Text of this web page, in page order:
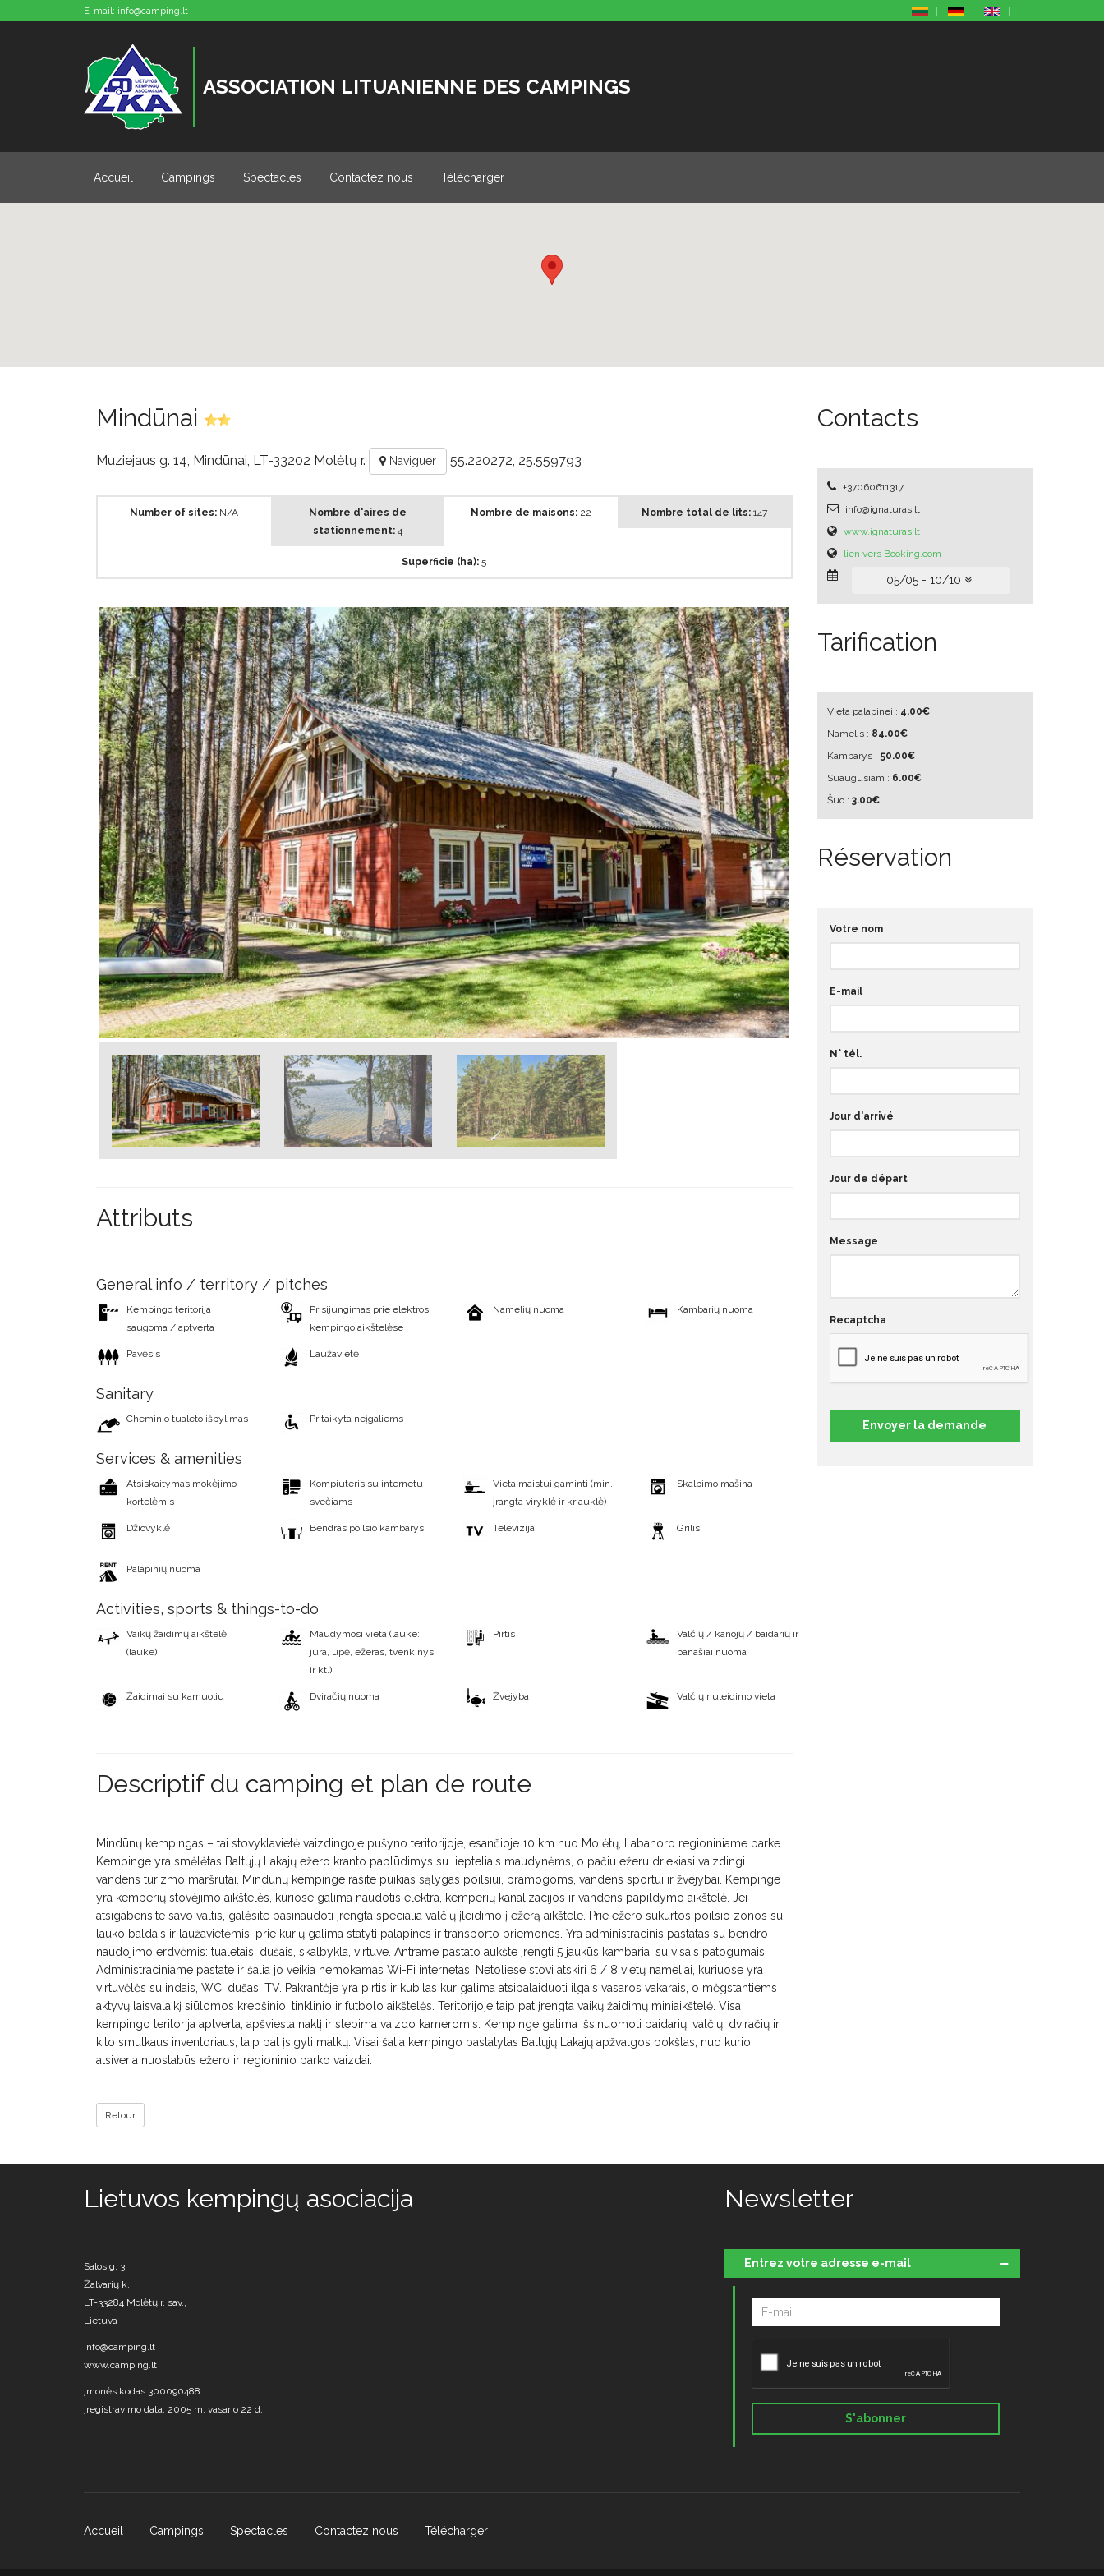
E-mail: info@camping.lt
ASSOCIATION LITUANIENNE DES CAMPINGS
Accueil Campings Spectacles Contactez nous Télécharger
Mindūnai
Muziejaus g. 14, Mindūnai, LT-33202 Molėtų r. Naviguer 55.220272, 25.559793
Number of sites: N/A
Nombre d'aires de
stationnement: 4
Nombre de maisons: 22 Nombre total de lits: 147
Superficie (ha): 5
Attributs
General info / territory / pitches
Kempingo teritorija
saugoma / aptverta
Prisijungimas prie elektros
kempingo aikštelėse
Namelių nuoma Kambarių nuoma
Pavėsis Laužavietė
Sanitary
Cheminio tualeto išpylimas Pritaikyta neįgaliems
Services & amenities
Atsiskaitymas mokėjimo
kortelėmis
Kompiuteris su internetu
svečiams
Vieta maistui gaminti (min.
įrangta viryklė ir kriauklė)
Skalbimo mašina
Džiovyklė Bendras poilsio kambarys Televizija Grilis
Palapinių nuoma
Activities, sports & things-to-do
Vaikų žaidimų aikštelė
(lauke)
Maudymosi vieta (lauke:
jūra, upė, ežeras, tvenkinys
ir kt.)
Pirtis
Valčių / kanojų / baidarių ir
panašiai nuoma
Žaidimai su kamuoliu Dviračių nuoma Žvejyba Valčių nuleidimo vieta
Descriptif du camping et plan de route
Mindūnų kempingas – tai stovyklavietė vaizdingoje pušyno teritorijoje, esančioje 10 km nuo Molėtų, Labanoro regioniniame parke.
Kempinge yra smėlėtas Baltųjų Lakajų ežero kranto paplūdimys su liepteliais maudynėms, o pačiu ežeru driekiasi vaizdingi
vandens turizmo maršrutai. Mindūnų kempinge rasite puikias sąlygas poilsiui, pramogoms, vandens sportui ir žvejybai. Kempinge
yra kemperių stovėjimo aikštelės, kuriose galima naudotis elektra, kemperių kanalizacijos ir vandens papildymo aikštelė. Jei
atsigabensite savo valtis, galėsite pasinaudoti įrengta specialia valčių įleidimo į ežerą aikštele. Prie ežero sukurtos poilsio zonos su
lauko baldais ir laužavietėmis, prie kurių galima statyti palapines ir transporto priemones. Yra administracinis pastatas su bendro
naudojimo erdvėmis: tualetais, dušais, skalbykla, virtuve. Antrame pastato aukšte įrengti 5 jaukūs kambariai su visais patogumais.
Administraciniame pastate ir šalia jo veikia nemokamas Wi-Fi internetas. Netoliese stovi atskiri 6 / 8 vietų nameliai, kuriuose yra
virtuvėlės su indais, WC, dušas, TV. Pakrantėje yra pirtis ir kubilas kur galima atsipalaiduoti ilgais vasaros vakarais, o mėgstantiems
aktyvų laisvalaikį siūlomos krepšinio, tinklinio ir futbolo aikštelės. Teritorijoje taip pat įrengta vaikų žaidimų miniaikštelė. Visa
kempingo teritorija aptverta, apšviesta naktį ir stebima vaizdo kameromis. Kempinge galima išsinuomoti baidarių, valčių, dviračių ir
kito smulkaus inventoriaus, taip pat įsigyti malkų. Visai šalia kempingo pastatytas Baltųjų Lakajų apžvalgos bokštas, nuo kurio
atsiveria nuostabūs ežero ir regioninio parko vaizdai.
Retour
Contacts
+37060611317
info@ignaturas.lt
www.ignaturas.lt
lien vers Booking.com
05/05 - 10/10
Tarification
Vieta palapinei : 4.00€
Namelis : 84.00€
Kambarys : 50.00€
Suaugusiam : 6.00€
Šuo : 3.00€
Réservation
Votre nom
E-mail
N° tél.
Jour d'arrivé
Jour de départ
Message
Recaptcha
Envoyer la demande
Lietuvos kempingų asociacija
Salos g. 3,
Žalvarių k.,
LT-33284 Molėtų r. sav.,
Lietuva
info@camping.lt
www.camping.lt
Įmonės kodas 300090488
Įregistravimo data: 2005 m. vasario 22 d.
Newsletter
Entrez votre adresse e-mail
S'abonner
Accueil Campings Spectacles Contactez nous Télécharger